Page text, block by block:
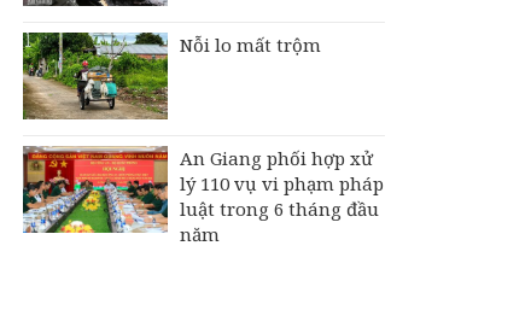
Nỗi lo mất trộm
An Giang phối hợp xử
lý 110 vụ vi phạm pháp
luật trong 6 tháng đầu
năm